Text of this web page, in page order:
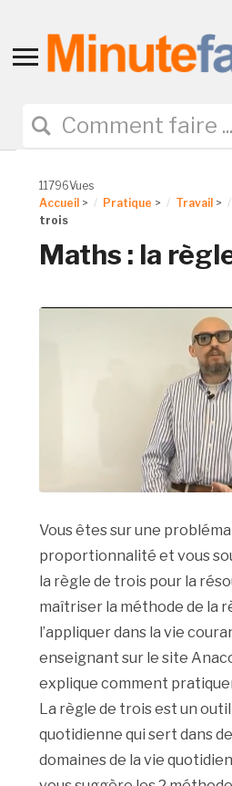
Toggle
navigation
11796Vues
Accueil > Pratique > Travail >
trois
Maths : la
Vous êtes sur une
proportionnalité et vous
la règle de trois pour la
maîtriser la méthode de la
l’appliquer dans la vie
enseignant sur le site
explique comment
La règle de trois est un outil
quotidienne qui sert dans
domaines de la vie